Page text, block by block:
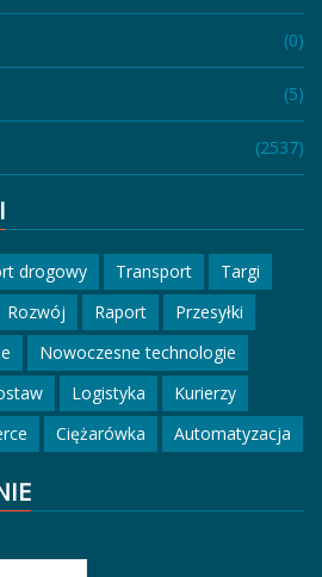
(0)
(5)
(2537)
drogowy Transport
Targi
Rozwój Raport
Przesyłki
Nowoczesne technologie
Logistyka
Kurierzy
Ciężarówka Automatyzacja